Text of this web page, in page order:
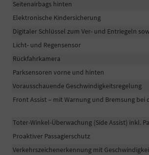
Seitenairbags hinten
Elektronische Kindersicherung
Digitaler Schlüssel zum Ver- und Entriegeln
Licht- und Regensensor
Rückfahrkamera
Parksensoren vorne und hinten
Vorausschauende Geschwindigkeitsregelung
Front Assist – mit Warnung und Bremsung
Toter-Winkel-Überwachung (Side Assist) inkl.
Proaktiver Passagierschutz
Verkehrszeichenerkennung mit